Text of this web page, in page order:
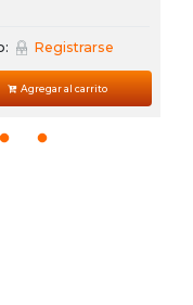
Registrarse
Agregar al carrito